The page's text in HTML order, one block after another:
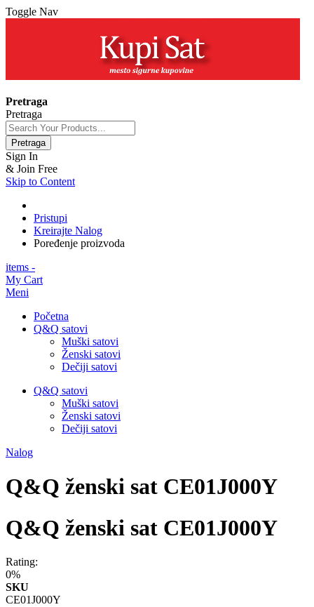
Toggle Nav
Pretraga
Pretraga
Pretraga
Sign In
& Join Free
Skip to Content
Pristupi
Kreirajte Nalog
Poređenje proizvoda
items -
My Cart
Meni
Početna
Q&Q satovi
Muški satovi
Ženski satovi
Dečiji satovi
Q&Q satovi
Muški satovi
Ženski satovi
Dečiji satovi
Nalog
Q&Q ženski sat CE01J000Y
Q&Q ženski sat CE01J000Y
Rating:
0%
SKU
CE01J000Y